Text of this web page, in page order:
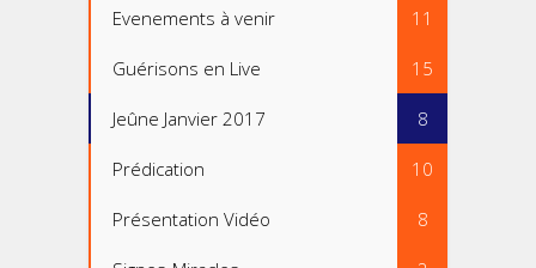
Evenements à venir 11
Guérisons en Live 15
Jeûne Janvier 2017 8
Prédication 10
Présentation Vidéo 8